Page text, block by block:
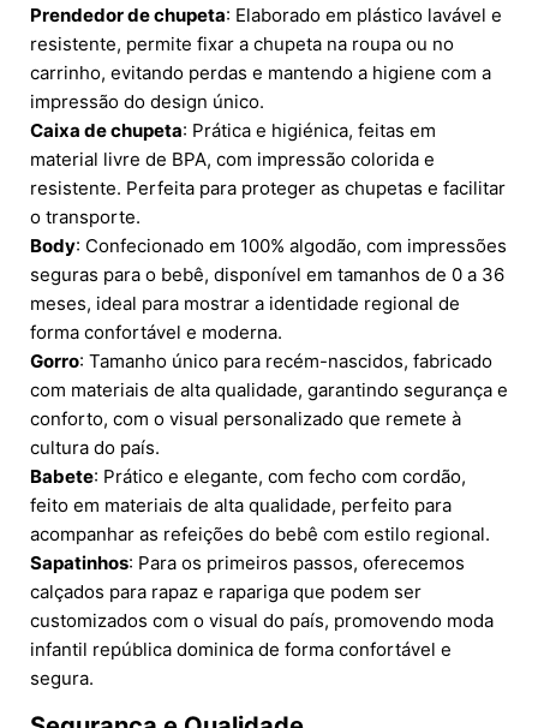
Prendedor de chupeta: Elaborado em plástico lavável e
resistente, permite fixar a chupeta na roupa ou no
carrinho, evitando perdas e mantendo a higiene com a
impressão do design único.
Caixa de chupeta: Prática e higiénica, feitas em
material livre de BPA, com impressão colorida e
resistente. Perfeita para proteger as chupetas e facilitar
o transporte.
Body: Confecionado em 100% algodão, com impressões
seguras para o bebê, disponível em tamanhos de 0 a 36
meses, ideal para mostrar a identidade regional de
forma confortável e moderna.
Gorro: Tamanho único para recém-nascidos, fabricado
com materiais de alta qualidade, garantindo segurança e
conforto, com o visual personalizado que remete à
cultura do país.
Babete: Prático e elegante, com fecho com cordão,
feito em materiais de alta qualidade, perfeito para
acompanhar as refeições do bebê com estilo regional.
Sapatinhos: Para os primeiros passos, oferecemos
calçados para rapaz e rapariga que podem ser
customizados com o visual do país, promovendo moda
infantil república dominica de forma confortável e
segura.